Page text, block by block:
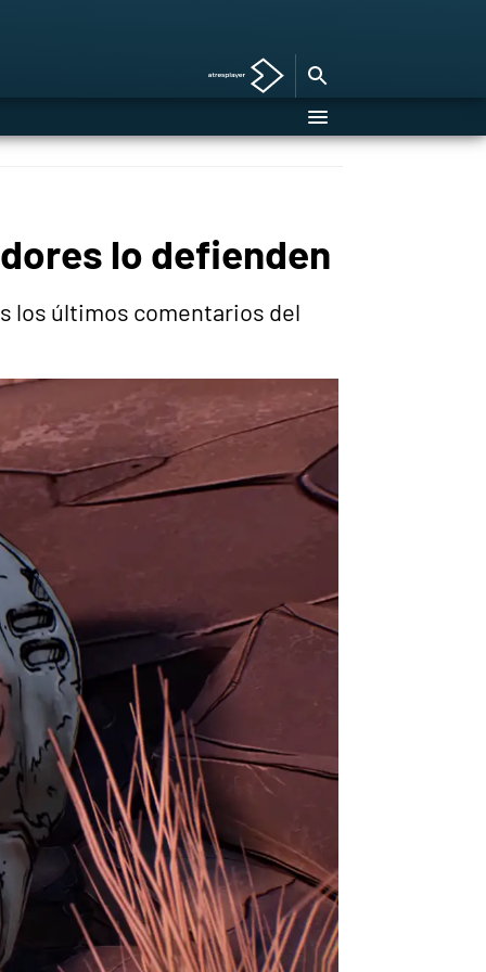
lo defienden
los últimos comentarios del